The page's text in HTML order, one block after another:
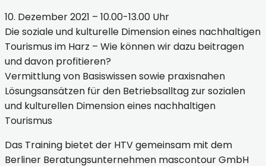
10. Dezember 2021 – 10.00-13.00 Uhr
Die soziale und kulturelle Dimension eines nachhaltigen
Tourismus im Harz – Wie können wir dazu beitragen
und davon profitieren?
Vermittlung von Basiswissen sowie praxisnahen
Lösungsansätzen für den Betriebsalltag zur sozialen
und kulturellen Dimension eines nachhaltigen
Tourismus
Das Training bietet der HTV gemeinsam mit dem
Berliner Beratungsunternehmen mascontour GmbH